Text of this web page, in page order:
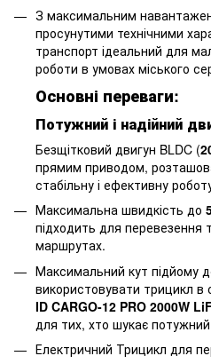
З максимальним
просунутими технічними
транспорт ідеальний для
роботи в умовах міського
Основні переваги:
Потужний і надійний
Безщітковий двигун BLDC (
прямим приводом,
стабільну і ефективну
Максимальна швидкість до
підходить для перевезення
маршрутах.
Максимальний кут підйому
використовувати трицикл в
ID CARGO-12 PRO 2000W
для тих, хто шукає
Електричний Трицикл для